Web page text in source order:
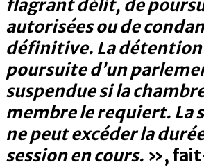
flagrant délit, de
autorisées ou de
définitive. La détention
poursuite d’un
suspendue si la
membre le requiert. La
ne peut excéder la
session en cours. »,